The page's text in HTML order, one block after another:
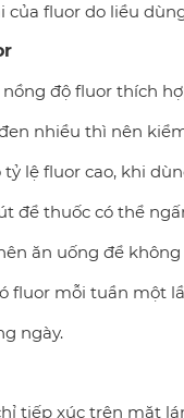
của fluor do liều
độ fluor thích
nhiều thì nên
lệ fluor cao, khi
để thuốc có thể
ăn uống để
fluor mỗi tuần một
ngày.
tiếp xúc trên mặt